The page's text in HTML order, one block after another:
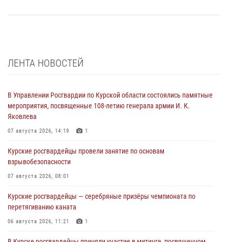
ЛЕНТА НОВОСТЕЙ
В Управлении Росгвардии по Курской области состоялись памятные
мероприятия, посвященные 108-летию генерала армии И. К.
Яковлева
07 августа 2026, 14:19 1
Курские росгвардейцы провели занятие по основам
взрывобезопасности
07 августа 2026, 08:01
Курские росгвардейцы — серебряные призёры чемпионата по
перетягиванию каната
06 августа 2026, 11:21 1